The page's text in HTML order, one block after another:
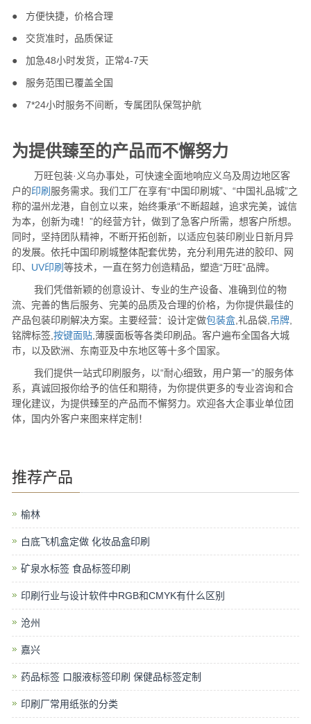
● 方便快捷， 价格合理
● 交货准时， 品质保证
● 加急48小时发货，正常4-7天
● 服务范围已覆盖全国
● 7*24小时服务不间断，专属团队保驾护航
为提供臻至的产品而不懈努力
万旺包装·义乌办事处，可快速全面地响应义乌及周边地区客
户的印刷 服务需求。我们工厂在享有“中国印刷城”、“中国礼品城”之
称的温州龙港，自创立以来，始终秉承“不断超越，追求完美，诚信
为本，创新为魂！”的经营方针，做到了急客户所需，想客户所想。
同时，坚持团队精神，不断开拓创新，以适应包装印刷业日新月异
的发展。依托中国印刷城整体配套优势，充分利用先进的胶印、网
印、 UV印刷 等技术，一直在努力创造精品，塑造“万旺”品牌。
我们凭借新颖的创意设计、专业的生产设备、准确到位的物
流、完善的售后服务、完美的品质及合理的价格，为你提供最佳的
产品包装印刷解决方案。主要经营：设计定做包装盒 ,礼品袋, 吊牌
铭牌标签, 按键面贴 ,薄膜面板等各类印刷品。客户遍布全国各大城
市，以及欧洲、东南亚及中东地区等十多个国家。
我们提供一站式印刷服务，以“耐心细致，用户第一”的服务体
系，真诚回报你给予的信任和期待，为你提供更多的专业咨询和合
理化建议，为提供臻至的产品而不懈努力。欢迎各大企事业单位团
体，国内外客户来图来样定制！
推荐产品
榆林
白底飞机盒定做 化妆品盒印刷
矿泉水标签 食品标签印刷
印刷行业与设计软件中RGB和CMYK有什么区别
沧州
嘉兴
药品标签 口服液标签印刷 保健品标签定制
印刷厂常用纸张的分类